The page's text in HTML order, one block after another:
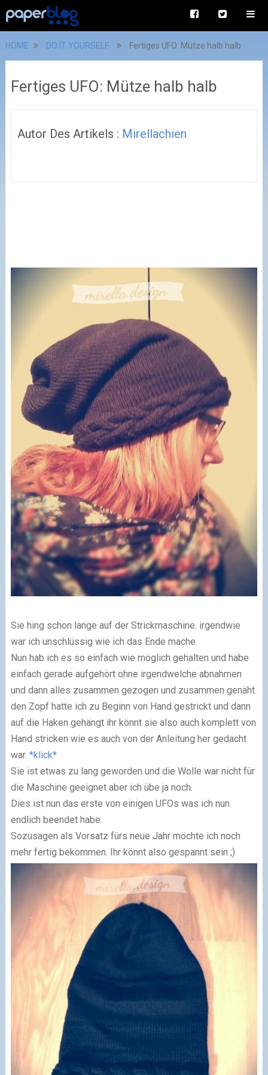
HOME DO IT YOURSELF Fertiges UFO: Mütze halb halb
Fertiges UFO: Mütze halb halb
Autor Des Artikels : Mirellachien
Sie hing schon lange auf der Strickmaschine. irgendwie
war ich unschlüssig wie ich das Ende mache.
Nun hab ich es so einfach wie möglich gehalten und habe
einfach gerade aufgehört ohne irgendwelche abnahmen
und dann alles zusammen gezogen und zusammen genäht.
den Zopf hatte ich zu Beginn von Hand gestrickt und dann
auf die Haken gehängt ihr könnt sie also auch komplett von
Hand stricken wie es auch von der Anleitung her gedacht
war. *klick*
Sie ist etwas zu lang geworden und die Wolle war nicht für
die Maschine geeignet aber ich übe ja noch.
Dies ist nun das erste von einigen UFOs was ich nun
endlich beendet habe.
Sozusagen als Vorsatz fürs neue Jahr möchte ich noch
mehr fertig bekommen. Ihr könnt also gespannt sein ;)